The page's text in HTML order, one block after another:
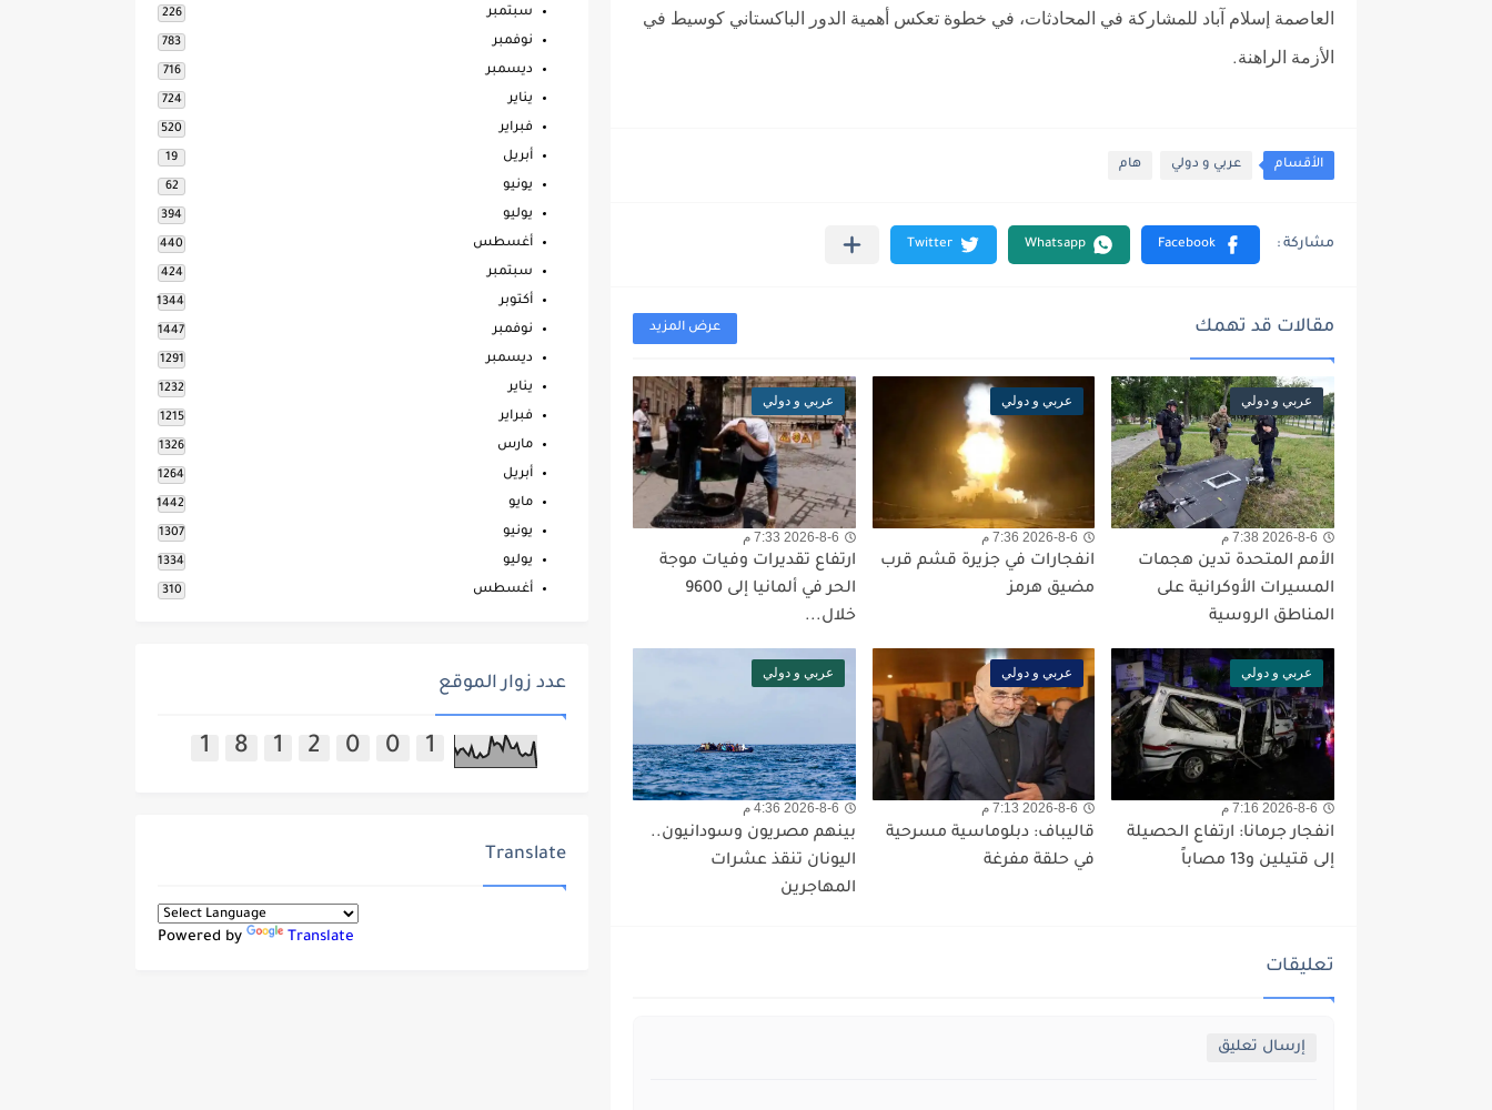
العاصمة إسلام آباد للمشاركة في المحادثات، في خطوة تعكس أهمية الدور الباكستاني كوسيط في
الأزمة الراهنة.
الأقسام عربي و دولي هام
مقالات قد تهمك عرض المزيد
عربي و دولي
2026-8-6 7:38 م
الأمم المتحدة تدين هجمات
المسيرات الأوكرانية على
المناطق الروسية
عربي و دولي
2026-8-6 7:36 م
انفجارات في جزيرة قشم قرب
مضيق هرمز
عربي و دولي
2026-8-6 7:33 م
ارتفاع تقديرات وفيات موجة
الحر في ألمانيا إلى 9600
خلال...
عربي و دولي
2026-8-6 7:16 م
انفجار جرمانا: ارتفاع الحصيلة
إلى قتيلين و13 مصاباً
عربي و دولي
2026-8-6 7:13 م
قاليباف: دبلوماسية مسرحية
في حلقة مفرغة
عربي و دولي
2026-8-6 4:36 م
بينهم مصريون وسودانيون..
اليونان تنقذ عشرات
المهاجرين
تعليقات
إرسال تعليق
سبتمبر 226
نوفمبر 783
ديسمبر 716
يناير 724
فبراير 520
أبريل 19
يونيو 62
يوليو 394
أغسطس 440
سبتمبر 424
أكتوبر 1344
نوفمبر 1447
ديسمبر 1291
يناير 1232
فبراير 1215
مارس 1326
أبريل 1264
مايو 1442
يونيو 1307
يوليو 1334
أغسطس 310
عدد زوار الموقع
1 8 1 2 0 0 1
Translate
Powered by Translate